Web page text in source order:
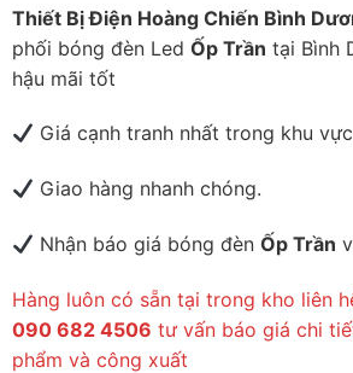
Thiết Bị Điện Hoàng Chiến Bình
phối bóng đèn Led Ốp Trần tại Bình
hậu mãi tốt
Giá cạnh tranh nhất trong khu
Giao hàng nhanh chóng.
Nhận báo giá bóng đènỐp Trần
Hàng luôn có sẵn tại trong kho liên
090 682 4506 tư vấn báo giá chi
phẩm và công xuất